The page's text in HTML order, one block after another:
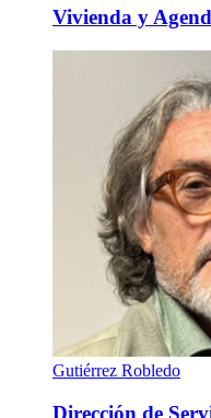
Vivienda y
Gutiérrez Robledo
Dirección de